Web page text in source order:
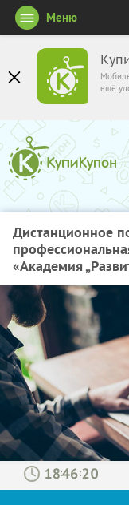
ещё
Меню
Дистанционное
«Академия
: :